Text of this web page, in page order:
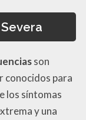
son
conocidos para
los síntomas
y una